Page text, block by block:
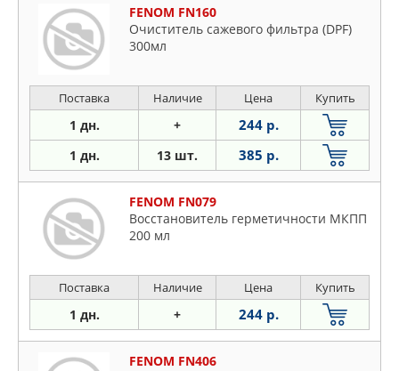
FENOM FN160
Очиститель сажевого фильтра (DPF)
300мл
Поставка Наличие Цена Купить
1 дн. + 244 р.
1 дн. 13 шт. 385 р.
FENOM FN079
Восстановитель герметичности МКПП
200 мл
Поставка Наличие Цена Купить
1 дн. + 244 р.
FENOM FN406